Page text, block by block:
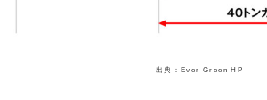
出典：Ever Green HP